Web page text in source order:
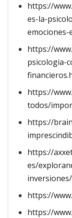
https://
es-la-
https://
psicologia-
https://
todos/
https://
https://
es/
inversiones/
https://
https://